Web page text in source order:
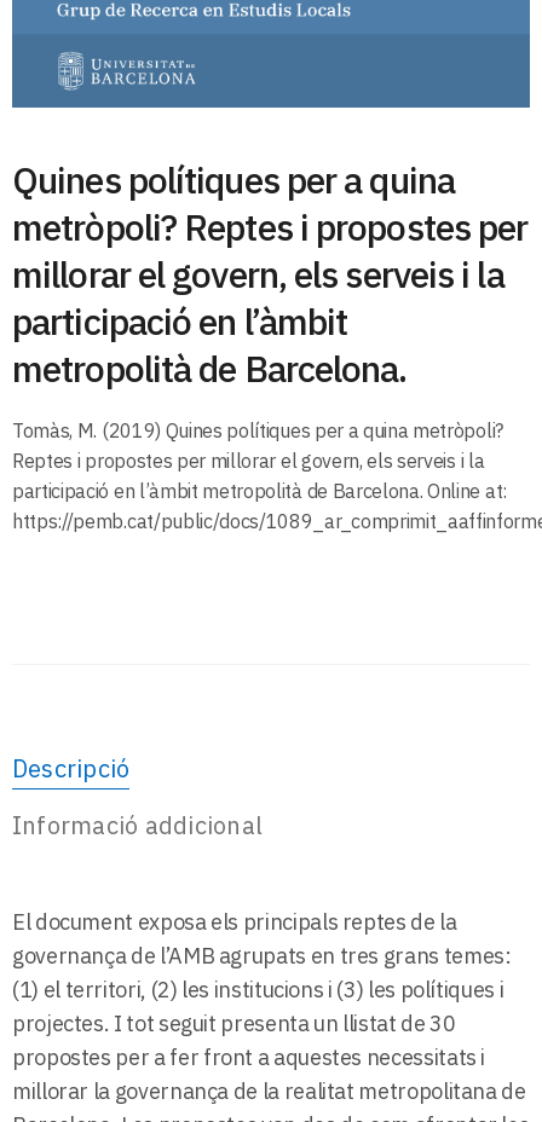
Quines polítiques per a quina
metròpoli? Reptes i propostes per
millorar el govern, els serveis i la
participació en l’àmbit
metropolità de Barcelona.
Tomàs, M. (2019) Quines polítiques per a quina metròpoli?
Reptes i propostes per millorar el govern, els serveis i la
participació en l’àmbit metropolità de Barcelona. Online at:
https://pemb.cat/public/docs/
Descripció
Informació addicional
El document exposa els principals reptes de la
governança de l’AMB agrupats en tres grans temes:
(1) el territori, (2) les institucions i (3) les polítiques i
projectes. I tot seguit presenta un llistat de 30
propostes per a fer front a aquestes necessitats i
millorar la governança de la realitat metropolitana de